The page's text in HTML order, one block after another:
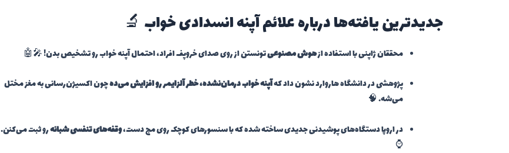
جدیدترین یافته‌ها درباره علائم آپنه انسدادی خواب 🔬
محققان ژاپنی با استفاده ازهوش مصنوعیتونستن از روی صدای خروپف افراد، احتمال آپنه خواب رو تشخیص بدن! 🎤🤖
پژوهشی در دانشگاه هاروارد نشون داد کهآپنه خواب درمان‌نشده، خطر آلزایمر رو افزایش می‌دهچون اکسیژن‌رسانی به مغز مختل
می‌شه. 🧠
در اروپا دستگاه‌های پوشیدنی جدیدی ساخته شده که با سنسورهای کوچک روی مچ دست،وقفه‌های تنفسی شبانهرو ثبت می‌کنن.
⌚